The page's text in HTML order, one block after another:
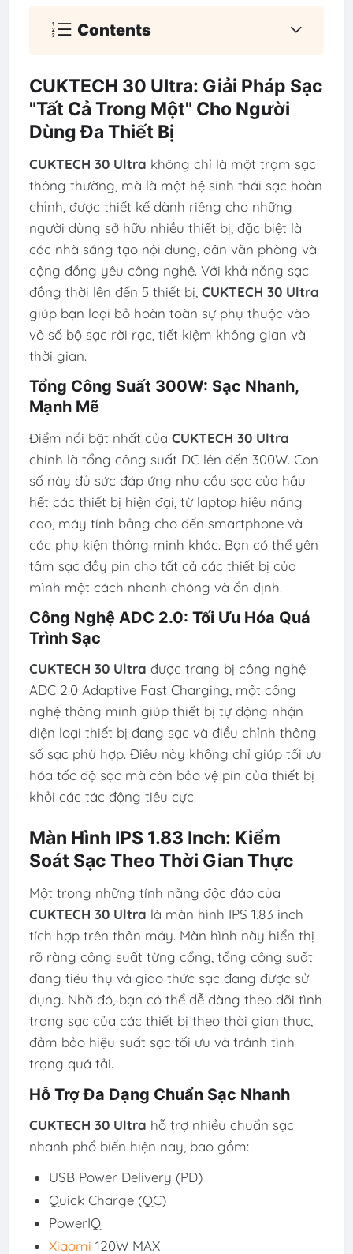
Contents
CUKTECH 30 Ultra: Giải Pháp Sạc
"Tất Cả Trong Một" Cho Người
Dùng Đa Thiết Bị
CUKTECH 30 Ultra không chỉ là một trạm sạc
thông thường, mà là một hệ sinh thái sạc hoàn
chỉnh, được thiết kế dành riêng cho những
người dùng sở hữu nhiều thiết bị, đặc biệt là
các nhà sáng tạo nội dung, dân văn phòng và
cộng đồng yêu công nghệ. Với khả năng sạc
đồng thời lên đến 5 thiết bị, CUKTECH 30 Ultra
giúp bạn loại bỏ hoàn toàn sự phụ thuộc vào
vô số bộ sạc rời rạc, tiết kiệm không gian và
thời gian.
Tổng Công Suất 300W: Sạc Nhanh,
Mạnh Mẽ
Điểm nổi bật nhất của CUKTECH 30 Ultra
chính là tổng công suất DC lên đến 300W. Con
số này đủ sức đáp ứng nhu cầu sạc của hầu
hết các thiết bị hiện đại, từ laptop hiệu năng
cao, máy tính bảng cho đến smartphone và
các phụ kiện thông minh khác. Bạn có thể yên
tâm sạc đầy pin cho tất cả các thiết bị của
mình một cách nhanh chóng và ổn định.
Công Nghệ ADC 2.0: Tối Ưu Hóa Quá
Trình Sạc
CUKTECH 30 Ultra được trang bị công nghệ
ADC 2.0 Adaptive Fast Charging, một công
nghệ thông minh giúp thiết bị tự động nhận
diện loại thiết bị đang sạc và điều chỉnh thông
số sạc phù hợp. Điều này không chỉ giúp tối ưu
hóa tốc độ sạc mà còn bảo vệ pin của thiết bị
khỏi các tác động tiêu cực.
Màn Hình IPS 1.83 Inch: Kiểm
Soát Sạc Theo Thời Gian Thực
Một trong những tính năng độc đáo của
CUKTECH 30 Ultra là màn hình IPS 1.83 inch
tích hợp trên thân máy. Màn hình này hiển thị
rõ ràng công suất từng cổng, tổng công suất
đang tiêu thụ và giao thức sạc đang được sử
dụng. Nhờ đó, bạn có thể dễ dàng theo dõi tình
trạng sạc của các thiết bị theo thời gian thực,
đảm bảo hiệu suất sạc tối ưu và tránh tình
trạng quá tải.
Hỗ Trợ Đa Dạng Chuẩn Sạc Nhanh
CUKTECH 30 Ultra hỗ trợ nhiều chuẩn sạc
nhanh phổ biến hiện nay, bao gồm:
USB Power Delivery (PD)
Quick Charge (QC)
PowerIQ
Xiaomi 120W MAX